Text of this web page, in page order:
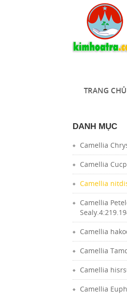
TRANG CHỦ
DANH MỤC
Camellia
Camellia
Camellia
Camellia
Camellia
Camellia
Camellia
Camellia